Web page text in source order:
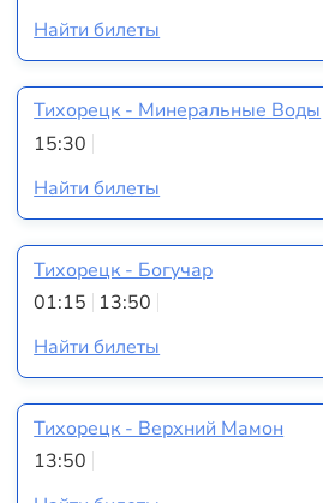
Найти билеты
Тихорецк - Минеральные Воды
15:30
Найти билеты
Тихорецк - Богучар
01:15 13:50
Найти билеты
Тихорецк - Верхний Мамон
13:50